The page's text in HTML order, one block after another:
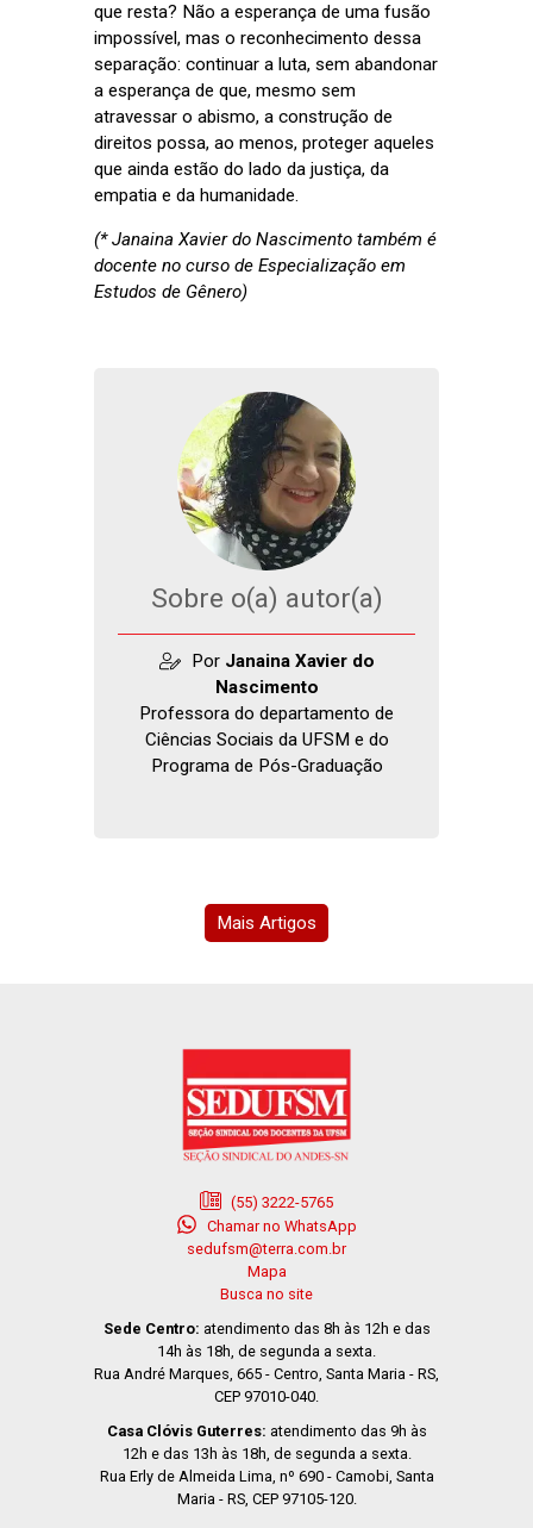
que resta? Não a esperança de uma fusão
impossível, mas o reconhecimento dessa
separação: continuar a luta, sem abandonar
a esperança de que, mesmo sem
atravessar o abismo, a construção de
direitos possa, ao menos, proteger aqueles
que ainda estão do lado da justiça, da
empatia e da humanidade.
(* Janaina Xavier do Nascimento também é
docente no curso de Especialização em
Estudos de Gênero)
Sobre o(a) autor(a)
Por Janaina Xavier do
Nascimento
Professora do departamento de
Ciências Sociais da UFSM e do
Programa de Pós-Graduação
Mais Artigos
(55) 3222-5765
Chamar no WhatsApp
sedufsm@terra.com.br
Mapa
Busca no site
Sede Centro: atendimento das 8h às 12h e das
14h às 18h, de segunda a sexta.
Rua André Marques, 665 - Centro, Santa Maria - RS,
CEP 97010-040.
Casa Clóvis Guterres: atendimento das 9h às
12h e das 13h às 18h, de segunda a sexta.
Rua Erly de Almeida Lima, nº 690 - Camobi, Santa
Maria - RS, CEP 97105-120.